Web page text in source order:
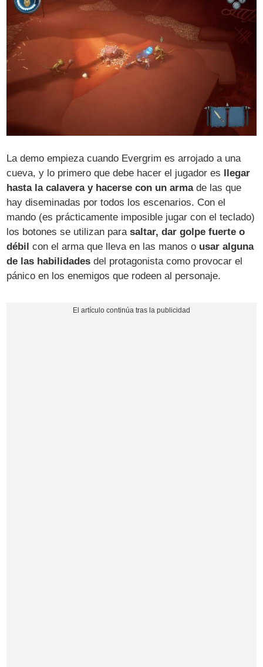
La demo empieza cuando Evergrim es arrojado a una
cueva, y lo primero que debe hacer el jugador es llegar
hasta la calavera y hacerse con un armade las que
hay diseminadas por todos los escenarios. Con el
mando (es prácticamente imposible jugar con el teclado)
los botones se utilizan parasaltar, dar golpe fuerte o
débil con el arma que lleva en las manos o usar alguna
de las habilidades del protagonista como provocar el
pánico en los enemigos que rodeen al personaje.